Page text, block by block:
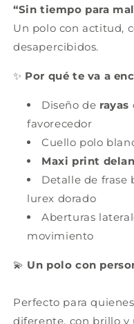
“Sin tiempo para
Un polo con actitud,
desapercibidos.
✨ Por qué te va a
Diseño de rayas
favorecedor
Cuello polo
Maxi print
Detalle de frase
lurex dorado
Aberturas
movimiento
💫 Un polo con
Perfecto para
diferente, con brillo y